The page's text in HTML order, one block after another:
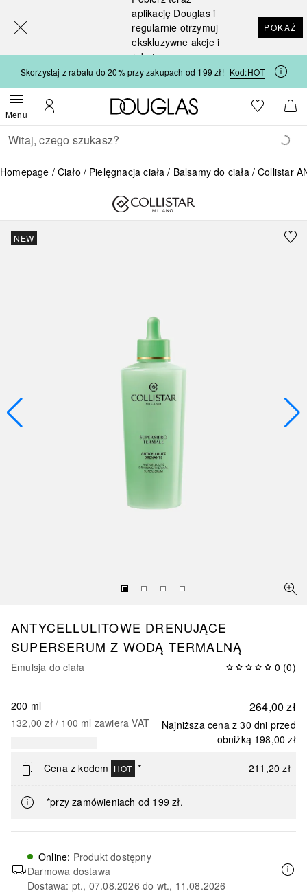
aplikację Douglas i
regularnie otrzymuj
ekskluzywne akcje i
rabaty
POKAŻ
Skorzystaj z rabatu do 20% przy zakupach od 199 zł! Kod:HOT
MenuOtwórz menuMoje konto
Strona główna Douglas
Do listyDo
Wracać
Wykonaj wyszukiwanie
Homepage Ciało Pielęgnacja ciała Balsamy do ciała Collistar
NEW
ANTYCELLULITOWE DRENUJĄCE
SUPERSERUM Z WODĄ TERMALNĄ
Emulsja do ciała 0 (0)
264,00 zł
Najniższa cena z 30 dni przed
obniżką 198,00 zł
200 ml
132,00 zł / 100 ml zawiera VAT
Cena z kodem HOT * 211,20 zł
*przy zamówieniach od 199 zł.
Online: Produkt dostępny
Darmowa dostawa
Dostawa: pt., 07.08.2026 do wt., 11.08.2026
[navigation.slideout.screenreader]